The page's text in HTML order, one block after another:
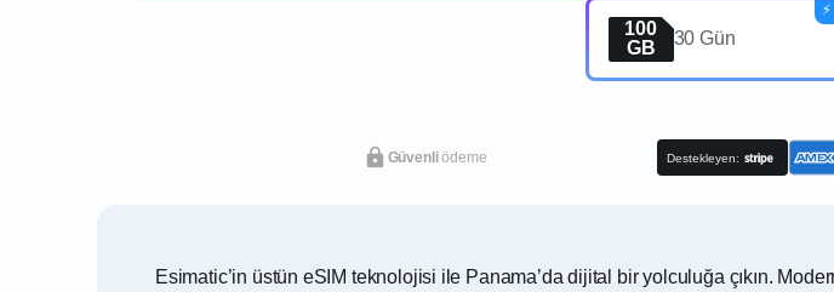
100
GB
30 Gün
Güvenliödeme Destekleyen:
Esimatic’in üstün eSIM teknolojisi ile Panama’da dijital bir yolculuğa çıkın.